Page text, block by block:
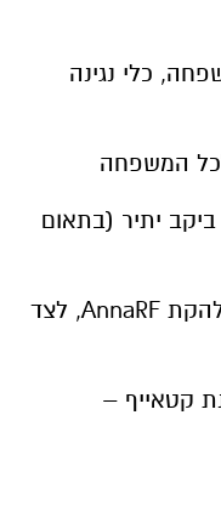
המשפחה, כלי נגינה
ביקב יתיר (בתאום
13:30 מופע פתיחת האביב עם להקת AnnaRF, לצד
קטאייף –